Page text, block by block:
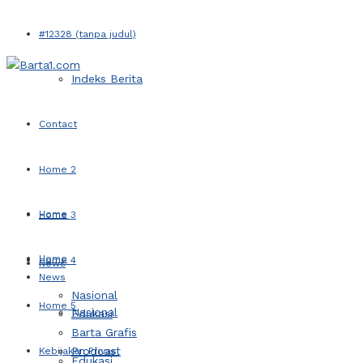
#12328 (tanpa judul)
Indeks Berita
Contact
Home 2
Home 3
Home 4
Home 5
Kebijakan Privasi
Home
News
Nasional
Home
News
Nasional
Edukasi
Barta Grafis
Prodcast